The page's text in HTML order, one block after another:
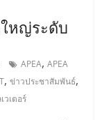
หญ่ระดับ
APEA,APEA
,ข่าวประชาสัมพันธ์,
วเตอร์